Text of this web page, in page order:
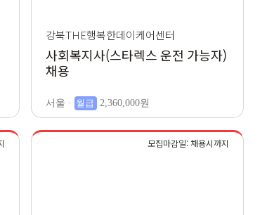
강북THE행복한데이케어센터
사회복지사(스타렉스 운전 가능자)
채용
서울 · 월급 2,360,000원
모집마감일: 채용시까지